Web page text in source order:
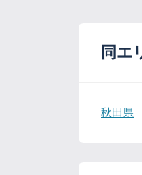
同エ
秋田県